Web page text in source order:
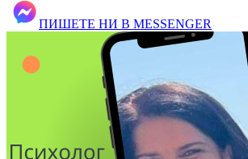
ПИШЕТЕ НИ В MESSENGER